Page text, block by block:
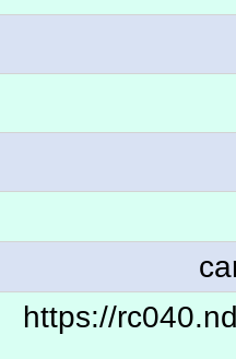
https://